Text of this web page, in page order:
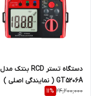
دستگاه تستر RCD بنتک مدل
GT5206A ( نمایندگی اصلی )
24,200,000
11%